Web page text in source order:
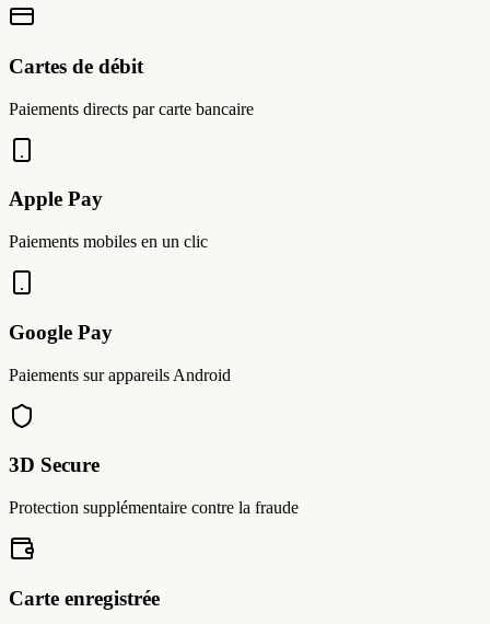
Cartes de débit
Paiements directs par carte bancaire
Apple Pay
Paiements mobiles en un clic
Google Pay
Paiements sur appareils Android
3D Secure
Protection supplémentaire contre la fraude
Carte enregistrée